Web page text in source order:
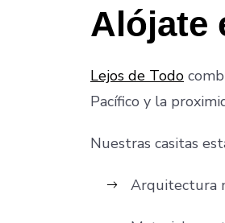
Alójate
Lejos de Todo
Pacífico y la
Nuestras casitas
Arquitectura